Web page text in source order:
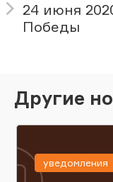
24 июня
Победы
Другие
уведомления